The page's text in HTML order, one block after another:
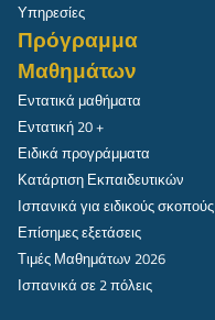
Υπηρεσίες
Πρόγραμμα
Μαθημάτων
Εντατικά μαθήματα
Εντατική 20 +
Ειδικά προγράμματα
Κατάρτιση Εκπαιδευτικών
Ισπανικά για ειδικούς σκοπούς
Επίσημες εξετάσεις
Τιμές Μαθημάτων 2026
Ισπανικά σε 2 πόλεις